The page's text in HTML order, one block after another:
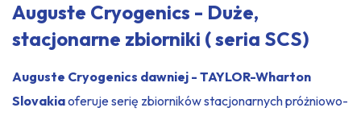
Auguste Cryogenics - Duże,
stacjonarne zbiorniki ( seria SCS)
Auguste Cryogenics dawniej - TAYLOR-Wharton
Slovakiaoferuje serię zbiorników stacjonarnych próżniowo-